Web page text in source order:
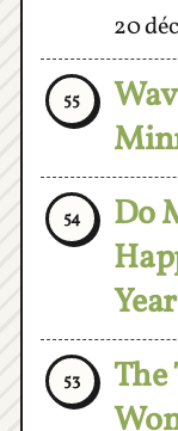
55
54
Do
53
16